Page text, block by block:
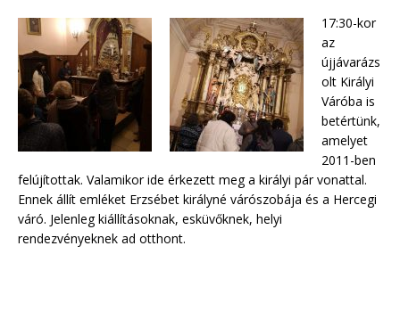
17:30-kor
az
újjávarázs
olt Királyi
Váróba is
betértünk,
amelyet
2011-ben
felújítottak. Valamikor ide érkezett meg a királyi pár vonattal.
Ennek állít emléket Erzsébet királyné várószobája és a Hercegi
váró. Jelenleg kiállításoknak, esküvőknek, helyi
rendezvényeknek ad otthont.